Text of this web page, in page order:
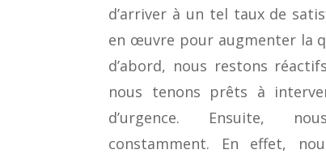
d’arriver à un tel taux de
en œuvre pour augmenter la
d’abord, nous restons
nous tenons prêts à
d’urgence. Ensuite,
constamment. En effet,